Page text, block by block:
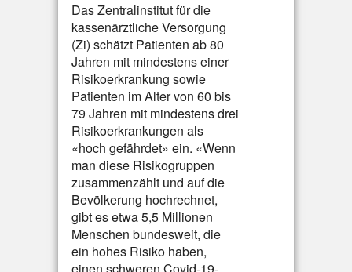
Das Zentralinstitut für die
kassenärztliche Versorgung
(Zi) schätzt Patienten ab 80
Jahren mit mindestens einer
Risikoerkrankung sowie
Patienten im Alter von 60 bis
79 Jahren mit mindestens drei
Risikoerkrankungen als
«hoch gefährdet» ein. «Wenn
man diese Risikogruppen
zusammenzählt und auf die
Bevölkerung hochrechnet,
gibt es etwa 5,5 Millionen
Menschen bundesweit, die
ein hohes Risiko haben,